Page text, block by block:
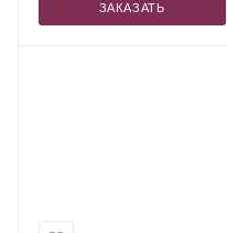
ЗАКАЗАТЬ